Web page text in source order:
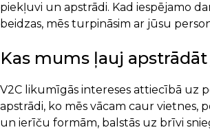
piekļuvi un apstrādi. Kad iespējamo
beidzas, mēs turpināsim ar jūsu
Kas mums ļauj
V2C likumīgās intereses attiecībā uz
apstrādi, ko mēs vācam caur vietnes,
un ierīču formām, balstās uz brīvi